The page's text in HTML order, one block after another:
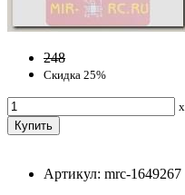
248
Скидка 25%
x
Артикул: mrc-1649267